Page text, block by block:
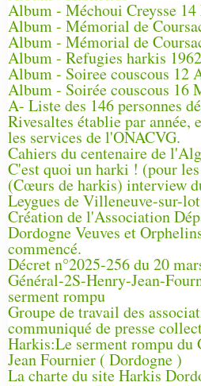
Album - Méchoui Creysse
Album - Mémorial de
Album - Mémorial de
Album - Refugies harkis
Album - Soiree couscous 12
Album - Soirée couscous 16
A- Liste des 146 personnes
Rivesaltes établie par année,
les services de l'ONACVG.
Cahiers du centenaire de
C'est quoi un harki ! (pour
(Cœurs de harkis) interview
Leygues de Villeneuve-sur-
Création de l'Association
Dordogne Veuves et
commencé.
Décret n°2025-256 du 20
Général-2S-Henry-Jean-
serment rompu
Groupe de travail des
communiqué de presse
Harkis:Le serment rompu du
Jean Fournier ( Dordogne )
La charte du site Harkis